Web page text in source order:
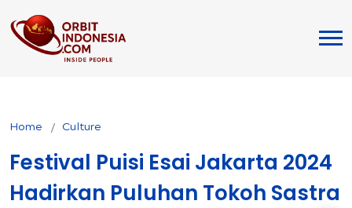
Home Culture
Festival Puisi Esai Jakarta 2024
Hadirkan Puluhan Tokoh Sastra